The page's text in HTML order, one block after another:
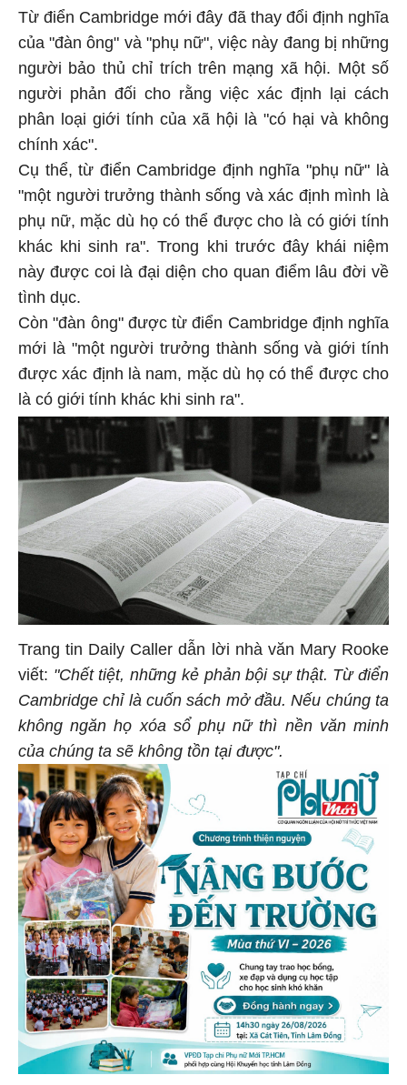
Từ điển Cambridge mới đây đã thay đổi định nghĩa
của "đàn ông" và "phụ nữ", việc này đang bị những
người bảo thủ chỉ trích trên mạng xã hội. Một số
người phản đối cho rằng việc xác định lại cách
phân loại giới tính của xã hội là "có hại và không
chính xác".
Cụ thể, từ điển Cambridge định nghĩa "phụ nữ" là
"một người trưởng thành sống và xác định mình là
phụ nữ, mặc dù họ có thể được cho là có giới tính
khác khi sinh ra". Trong khi trước đây khái niệm
này được coi là đại diện cho quan điểm lâu đời về
tình dục.
Còn "đàn ông" được từ điển Cambridge định nghĩa
mới là "một người trưởng thành sống và giới tính
được xác định là nam, mặc dù họ có thể được cho
là có giới tính khác khi sinh ra".
Trang tin Daily Caller dẫn lời nhà văn Mary Rooke
viết: "Chết tiệt, những kẻ phản bội sự thật. Từ điển
Cambridge chỉ là cuốn sách mở đầu. Nếu chúng ta
không ngăn họ xóa sổ phụ nữ thì nền văn minh
của chúng ta sẽ không tồn tại được".